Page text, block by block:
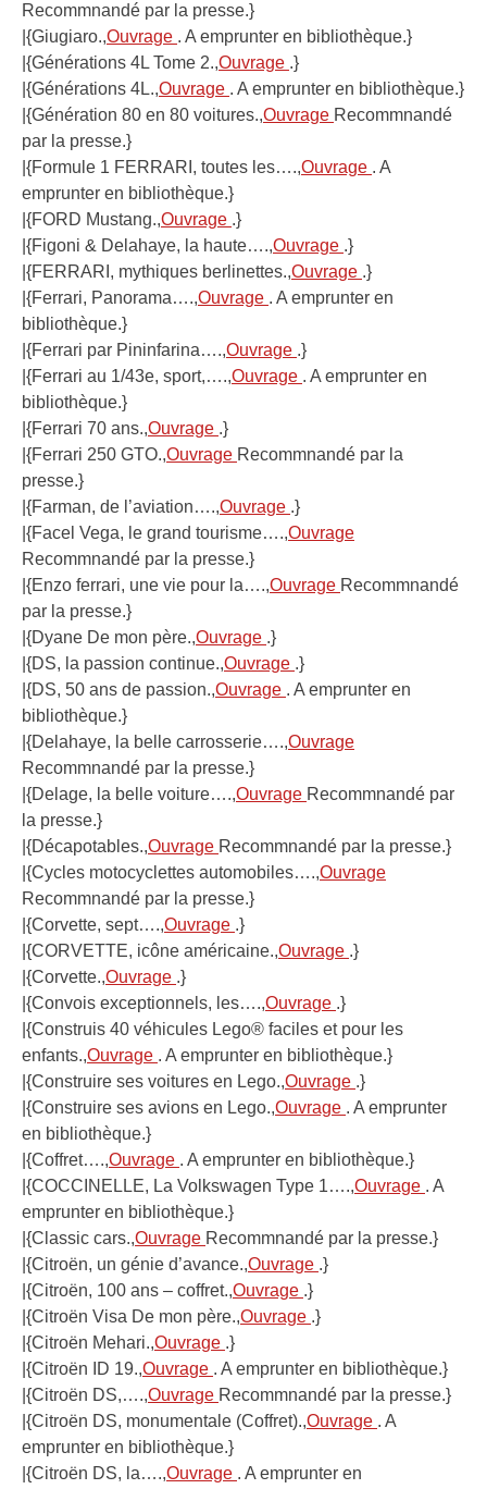
Recommnandé par la presse.}
|{Giugiaro.,Ouvrage . A emprunter en bibliothèque.}
|{Générations 4L Tome 2.,Ouvrage .}
|{Générations 4L.,Ouvrage . A emprunter en bibliothèque.}
|{Génération 80 en 80 voitures.,Ouvrage Recommnandé
par la presse.}
|{Formule 1 FERRARI, toutes les….,Ouvrage . A
emprunter en bibliothèque.}
|{FORD Mustang.,Ouvrage .}
|{Figoni & Delahaye, la haute….,Ouvrage .}
|{FERRARI, mythiques berlinettes.,Ouvrage .}
|{Ferrari, Panorama….,Ouvrage . A emprunter en
bibliothèque.}
|{Ferrari par Pininfarina….,Ouvrage .}
|{Ferrari au 1/43e, sport,….,Ouvrage . A emprunter en
bibliothèque.}
|{Ferrari 70 ans.,Ouvrage .}
|{Ferrari 250 GTO.,Ouvrage Recommnandé par la
presse.}
|{Farman, de l’aviation….,Ouvrage .}
|{Facel Vega, le grand tourisme….,Ouvrage
Recommnandé par la presse.}
|{Enzo ferrari, une vie pour la….,Ouvrage Recommnandé
par la presse.}
|{Dyane De mon père.,Ouvrage .}
|{DS, la passion continue.,Ouvrage .}
|{DS, 50 ans de passion.,Ouvrage . A emprunter en
bibliothèque.}
|{Delahaye, la belle carrosserie….,Ouvrage
Recommnandé par la presse.}
|{Delage, la belle voiture….,Ouvrage Recommnandé par
la presse.}
|{Décapotables.,Ouvrage Recommnandé par la presse.}
|{Cycles motocyclettes automobiles….,Ouvrage
Recommnandé par la presse.}
|{Corvette, sept….,Ouvrage .}
|{CORVETTE, icône américaine.,Ouvrage .}
|{Corvette.,Ouvrage .}
|{Convois exceptionnels, les….,Ouvrage .}
|{Construis 40 véhicules Lego® faciles et pour les
enfants.,Ouvrage . A emprunter en bibliothèque.}
|{Construire ses voitures en Lego.,Ouvrage .}
|{Construire ses avions en Lego.,Ouvrage . A emprunter
en bibliothèque.}
|{Coffret….,Ouvrage . A emprunter en bibliothèque.}
|{COCCINELLE, La Volkswagen Type 1….,Ouvrage . A
emprunter en bibliothèque.}
|{Classic cars.,Ouvrage Recommnandé par la presse.}
|{Citroën, un génie d’avance.,Ouvrage .}
|{Citroën, 100 ans – coffret.,Ouvrage .}
|{Citroën Visa De mon père.,Ouvrage .}
|{Citroën Mehari.,Ouvrage .}
|{Citroën ID 19.,Ouvrage . A emprunter en bibliothèque.}
|{Citroën DS,….,Ouvrage Recommnandé par la presse.}
|{Citroën DS, monumentale (Coffret).,Ouvrage . A
emprunter en bibliothèque.}
|{Citroën DS, la….,Ouvrage . A emprunter en